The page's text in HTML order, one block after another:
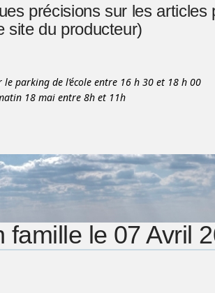
précisions sur les articles
site du producteur)
parking de l’école entre 16 h 30 et 18 h 00
18 mai entre 8h et 11h
le 07 Avril